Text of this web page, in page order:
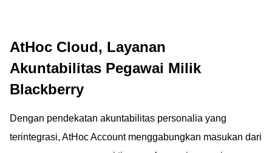
AtHoc Cloud, Layanan
Akuntabilitas Pegawai Milik
Blackberry
Dengan pendekatan akuntabilitas personalia yang
terintegrasi, AtHoc Account menggabungkan masukan dari